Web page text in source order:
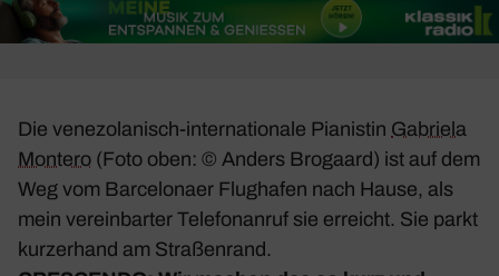
Die vene­zo­la­nisch-inter­na­tio­nale Pianistin Gabriela
Montero (Foto oben: © Anders Brogaard) ist auf dem
Weg vom Barce­lo­naer Flug­hafen nach Hause, als
mein verein­barter Tele­fon­anruf sie erreicht. Sie parkt
kurzer­hand am Stra­ßen­rand.